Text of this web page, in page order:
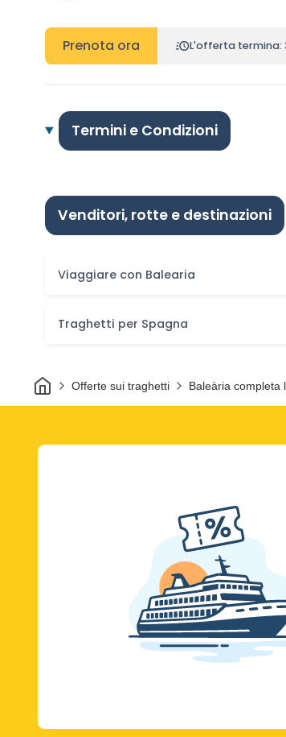
Prenota ora L'offerta termina:
Termini e Condizioni
Venditori, rotte e destinazioni
Viaggiare con Balearia
Traghetti per Spagna
CasaOfferte sui traghetti Baleària completa